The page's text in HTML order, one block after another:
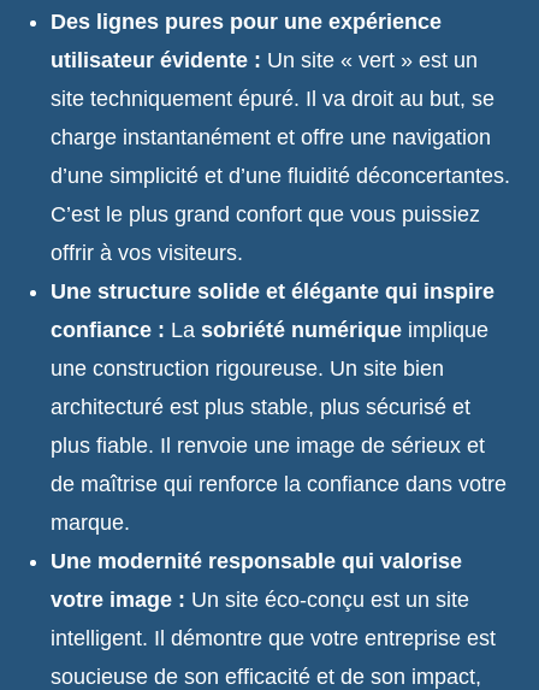
Des lignes pures pour une expérience
utilisateur évidente : Un site « vert » est un
site techniquement épuré. Il va droit au but, se
charge instantanément et offre une navigation
d’une simplicité et d’une fluidité déconcertantes.
C’est le plus grand confort que vous puissiez
offrir à vos visiteurs.
Une structure solide et élégante qui inspire
confiance : Lasobriété numérique implique
une construction rigoureuse. Un site bien
architecturé est plus stable, plus sécurisé et
plus fiable. Il renvoie une image de sérieux et
de maîtrise qui renforce la confiance dans votre
marque.
Une modernité responsable qui valorise
votre image : Un site éco-conçu est un site
intelligent. Il démontre que votre entreprise est
soucieuse de son efficacité et de son impact,